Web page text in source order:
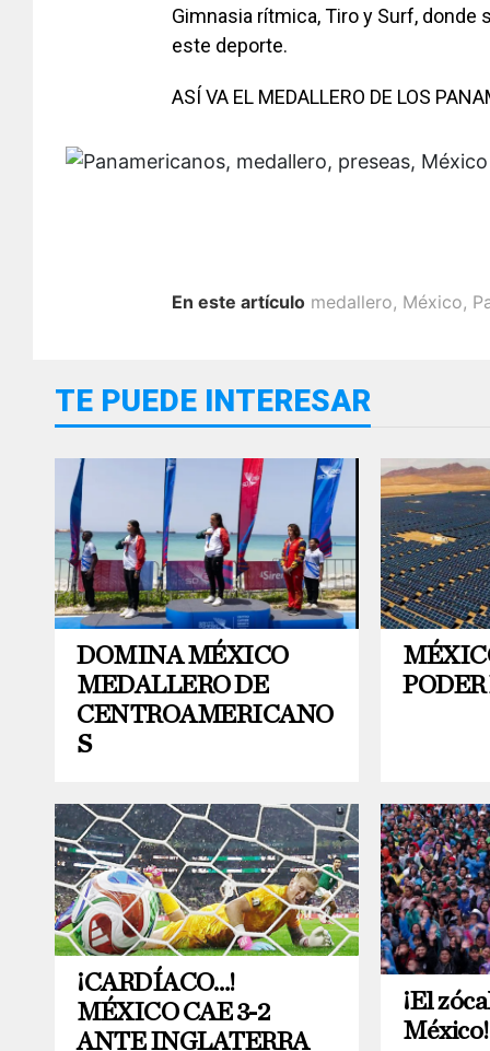
Gimnasia rítmica, Tiro y Surf, donde
este deporte.
ASÍ VA EL MEDALLERO DE LOS
En este artículo medallero, México,
TE PUEDE INTERESAR
DOMINA MÉXICO
MEDALLERO DE
CENTROAMERICANO
S
¡CARDÍACO…!
MÉXICO CAE 3-2
ANTE INGLATERRA
¡El
México!